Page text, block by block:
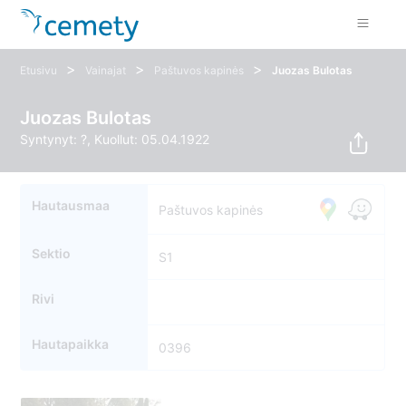
Etusivu > Vainajat > Paštuvos kapinės > Juozas Bulotas
Juozas Bulotas
Syntynyt: ?, Kuollut: 05.04.1922
Hautausmaa Paštuvos kapinės
Sektio S1
Rivi
Hautapaikka 0396